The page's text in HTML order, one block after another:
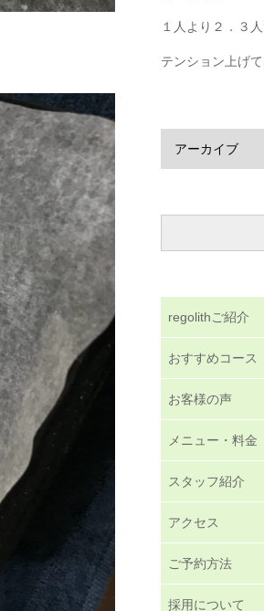
１人より２．３
テンション上げ
regolithご紹介
おすすめコース
お客様の声
メニュー・料金
スタッフ紹介
アクセス
ご予約方法
採用について